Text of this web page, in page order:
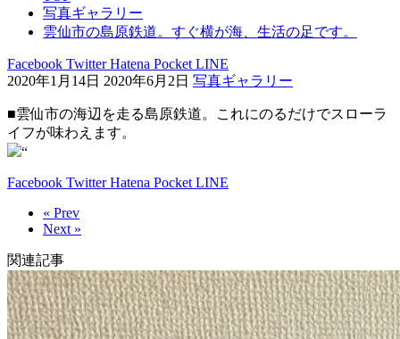
写真ギャラリー
雲仙市の島原鉄道。すぐ横が海、生活の足です。
Facebook TwitterHatena Pocket LINE
2020年1月14日 2020年6月2日 写真ギャラリー
■雲仙市の海辺を走る島原鉄道。これにのるだけでスローラ
イフが味わえます。
“
Facebook TwitterHatena Pocket LINE
« Prev
Next »
関連記事